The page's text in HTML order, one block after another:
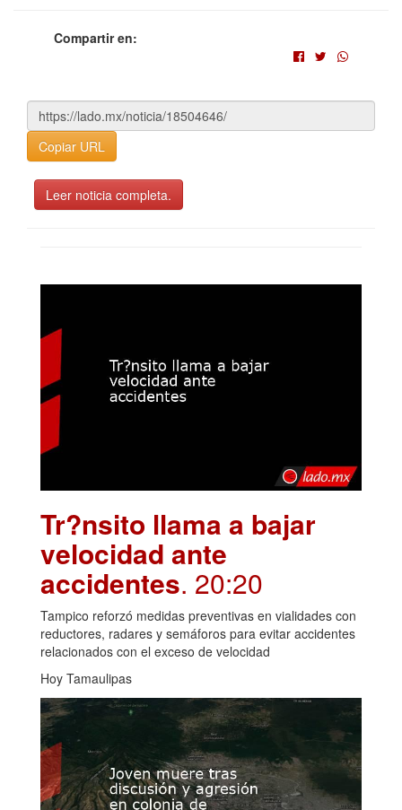
Compartir en:
Copiar URL
Leer noticia completa.
Tr?nsito llama a bajar
velocidad ante
accidentes. 20:20
Tampico reforzó medidas preventivas en vialidades con
reductores, radares y semáforos para evitar accidentes
relacionados con el exceso de velocidad
Hoy Tamaulipas